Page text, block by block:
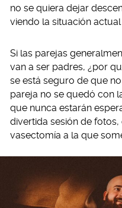
no se quiera dejar
viendo la situación
Si las parejas
van a ser padres, ¿por
se está seguro de que
pareja no se quedó con
que nunca estarán
divertida sesión de
vasectomía a la que